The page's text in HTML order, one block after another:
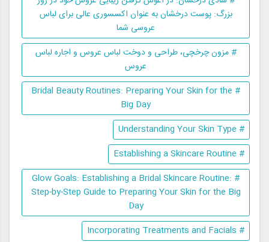
بزرگ: پوست درخشان به عنوان اکسسوری عالی برای لباس
عروسی شما
# مزون چرخچی، طراحی و دوخت لباس عروس و اجاره لباس
عروس
# Bridal Beauty Routines: Preparing Your Skin for the
Big Day
# Understanding Your Skin Type
# Establishing a Skincare Routine
# Glow Goals: Establishing a Bridal Skincare Routine:
Step-by-Step Guide to Preparing Your Skin for the Big
Day
# Incorporating Treatments and Facials